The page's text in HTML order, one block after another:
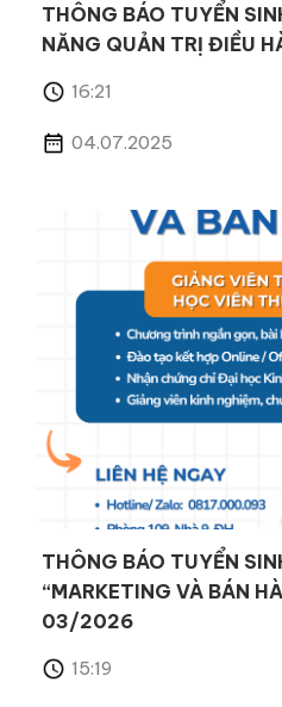
THÔNG BÁO TUYỂN
NĂNG QUẢN TRỊ ĐIỀU
16:21
04.07.2025
THÔNG BÁO TUYỂN
“MARKETING VÀ BÁN
03/2026
15:19